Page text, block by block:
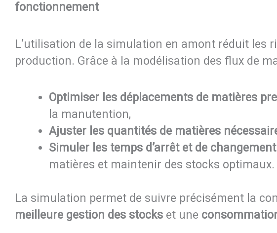
fonctionnement
L’utilisation de la simulation en amont réduit les
production. Grâce à la modélisation des flux de
Optimiser les déplacements de matières
la manutention,
Ajuster les quantités de matières
Simuler les temps d’arrêt et de
matières et maintenir des stocks optimaux.
La simulation permet de suivre précisément la
meilleure gestion des stocks et une